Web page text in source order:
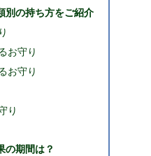
別の持ち方をご紹介
お守り
お守り
り
の期間は？